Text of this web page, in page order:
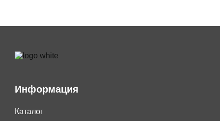
Информация
Каталог